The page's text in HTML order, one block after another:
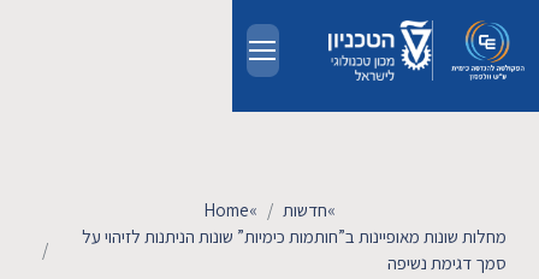
לימודים
Home» חדשות»
מחלות שונות מאופיינות ב”חותמות כימיות” שונות הניתנות לזיהוי על
סמך דגימת נשיפה